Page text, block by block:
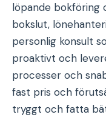
löpande bokföring
bokslut,
personlig konsult
proaktivt och
processer och
fast pris och
tryggt och fatta